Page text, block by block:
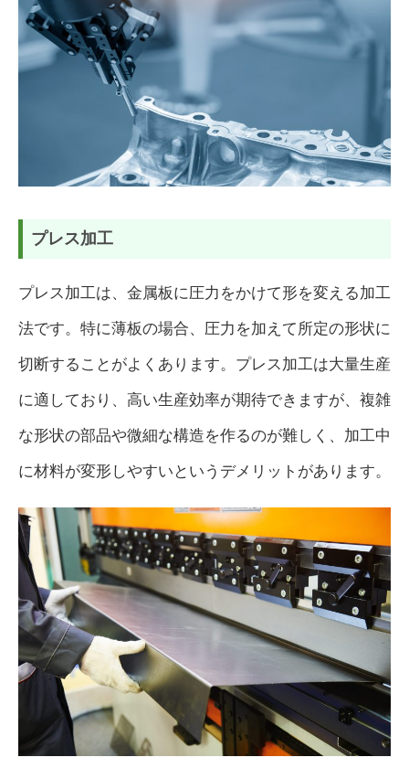
プレス加工
プレス加工は、金属板に圧力をかけて形を変える加工
法です。特に薄板の場合、圧力を加えて所定の形状に
切断することがよくあります。プレス加工は大量生産
に適しており、高い生産効率が期待できますが、複雑
な形状の部品や微細な構造を作るのが難しく、加工中
に材料が変形しやすいというデメリットがあります。